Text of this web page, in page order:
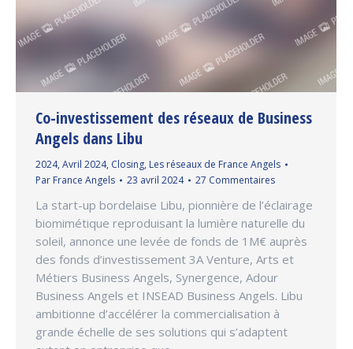
Co-investissement des réseaux de Business
Angels dans Libu
2024, Avril 2024, Closing, Les réseaux de France Angels
Par France Angels 23 avril 2024 27 Commentaires
La start-up bordelaise Libu, pionnière de l’éclairage
biomimétique reproduisant la lumière naturelle du
soleil, annonce une levée de fonds de 1M€ auprès
des fonds d’investissement 3A Venture, Arts et
Métiers Business Angels, Synergence, Adour
Business Angels et INSEAD Business Angels. Libu
ambitionne d’accélérer la commercialisation à
grande échelle de ses solutions qui s’adaptent